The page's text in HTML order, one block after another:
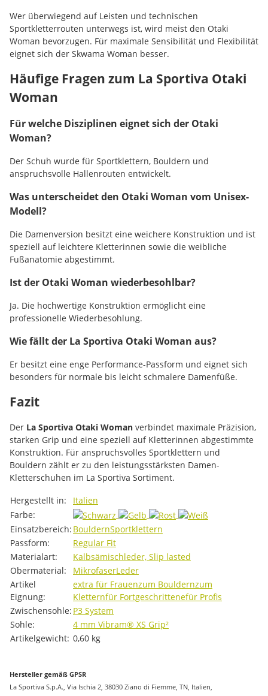
Wer überwiegend auf Leisten und technischen
Sportkletterrouten unterwegs ist, wird meist den Otaki
Woman bevorzugen. Für maximale Sensibilität und Flexibilität
eignet sich der Skwama Woman besser.
Häufige Fragen zum La Sportiva Otaki
Woman
Für welche Disziplinen eignet sich der Otaki
Woman?
Der Schuh wurde für Sportklettern, Bouldern und
anspruchsvolle Hallenrouten entwickelt.
Was unterscheidet den Otaki Woman vom Unisex-
Modell?
Die Damenversion besitzt eine weichere Konstruktion und ist
speziell auf leichtere Kletterinnen sowie die weibliche
Fußanatomie abgestimmt.
Ist der Otaki Woman wiederbesohlbar?
Ja. Die hochwertige Konstruktion ermöglicht eine
professionelle Wiederbesohlung.
Wie fällt der La Sportiva Otaki Woman aus?
Er besitzt eine enge Performance-Passform und eignet sich
besonders für normale bis leicht schmalere Damenfüße.
Fazit
Der La Sportiva Otaki Woman verbindet maximale Präzision,
starken Grip und eine speziell auf Kletterinnen abgestimmte
Konstruktion. Für anspruchsvolles Sportklettern und
Bouldern zählt er zu den leistungsstärksten Damen-
Kletterschuhen im La Sportiva Sortiment.
Produkteigenschaft
Wert
Hergestellt in:
Italien
Farbe:
Einsatzbereich: BouldernSportklettern
Passform:
Regular Fit
Materialart:
Kalbsämischleder, Slip lasted
Obermaterial:
MikrofaserLeder
Artikel
Eignung:
extra für Frauenzum Bouldernzum
Kletternfür Fortgeschrittenefür Profis
Zwischensohle: P3 System
Sohle:
4 mm Vibram® XS Grip²
Artikelgewicht: 0,60 kg
Hersteller gemäß GPSR
La Sportiva S.p.A., Via Ischia 2, 38030 Ziano di Fiemme, TN, Italien,